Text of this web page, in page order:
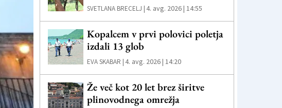
SVETLANA BRECELJ |4. avg. 2026 | 14:55
Kopalcem v prvi polovici poletja
izdali 13 glob
EVA SKABAR |4. avg. 2026 | 14:20
Že več kot 20 let brez širitve
plinovodnega omrežja